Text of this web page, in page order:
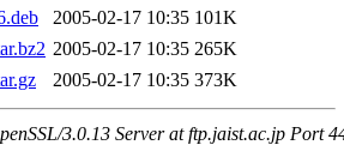
2005-02-17 10:35 101K
2005-02-17 10:35 265K
2005-02-17 10:35 373K
3.0.13 Server at ftp.jaist.ac.jp Port